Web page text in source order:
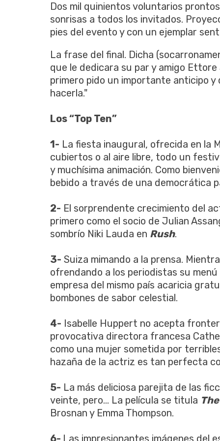
Dos mil quinientos voluntarios
sonrisas a todos los invitados.
pies del evento y con un ejemplar
La frase del final. Dicha
que le dedicara su par y amigo
primero pido un importante anticipo y
hacerla."
Los “Top Ten”
1- La fiesta inaugural, ofrecida en la
cubiertos o al aire libre, todo un
y muchísima animación. Como
bebido a través de una democrática
2- El sorprendente crecimiento del
primero como el socio de Julian
sombrío Niki Lauda en Rush.
3- Suiza mimando a la prensa.
ofrendando a los periodistas su
empresa del mismo país acaricia
bombones de sabor celestial.
4- Isabelle Huppert no acepta
provocativa directora francesa
como una mujer sometida por
hazaña de la actriz es tan perfecta
5- La más deliciosa parejita de las
veinte, pero... La película se titula
Brosnan y Emma Thompson.
6- Las impresionantes imágenes del